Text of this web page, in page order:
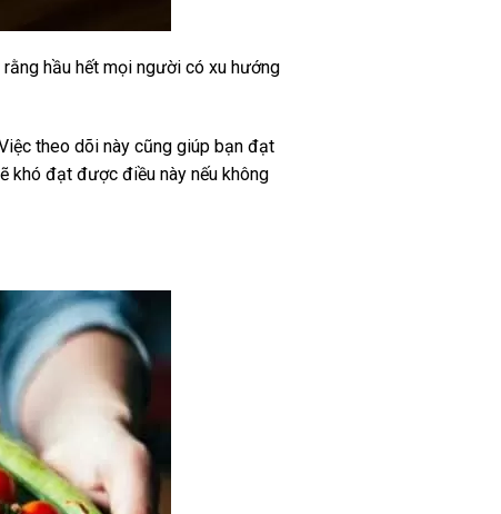
hầu hết mọi người có xu hướng
theo dõi này cũng giúp bạn đạt
khó đạt được điều này nếu không